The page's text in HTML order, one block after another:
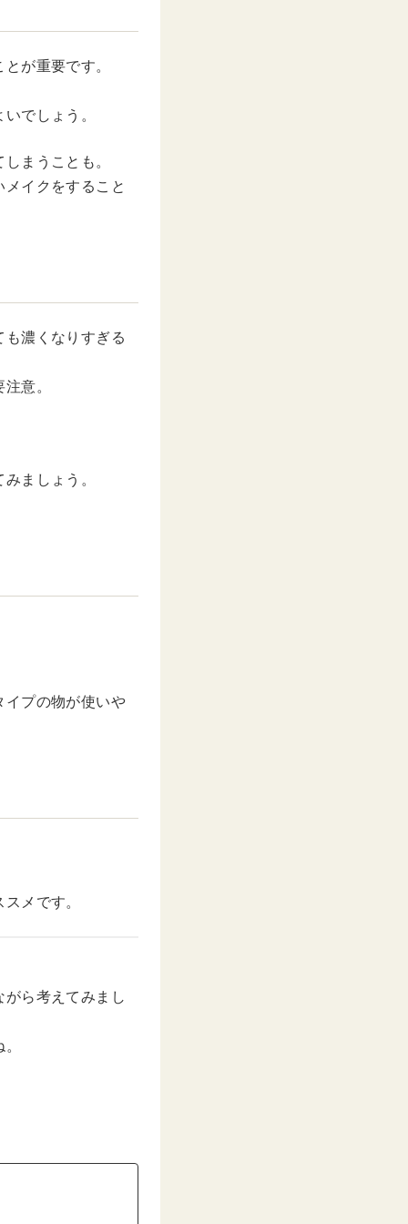
が重要です。
でしょう。
まうことも。
イクをすること
濃くなりすぎる
意。
ましょう。
イプの物が使いや
メです。
ら考えてみまし